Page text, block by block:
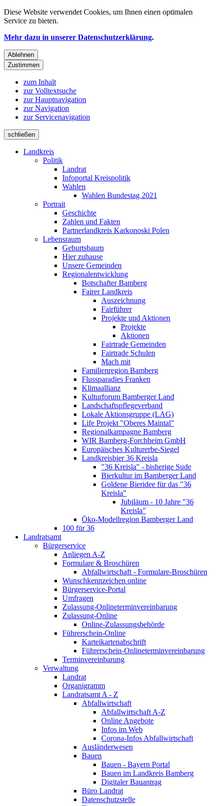
Diese Website verwendet Cookies, um Ihnen einen optimalen
Service zu bieten.
Mehr dazu in unserer Datenschutzerklärung.
Ablehnen
Zustimmen
zum Inhalt
zur Volltextsuche
zur Hauptnavigation
zur Navigation
zur Servicenavigation
schließen
Landkreis
Politik
Landrat
Infoportal Kreispolitik
Wahlen
Wahlen Bundestag 2021
Portrait
Geschichte
Zahlen und Fakten
Partnerlandkreis Karkonoski Polen
Lebensraum
Geburtsbaum
Hier zuhause
Unsere Gemeinden
Regionalentwicklung
Botschafter Bamberg
Fairer Landkreis
Auszeichnung
Fairführer
Projekte und Aktionen
Projekte
Aktionen
Fairtrade Gemeinden
Fairtrade Schulen
Mach mit
Familienregion Bamberg
Flussparadies Franken
Klimaallianz
Kulturforum Bamberger Land
Landschaftspflegeverband
Lokale Aktionsgruppe (LAG)
Life Projekt "Oberes Maintal"
Regionalkampagne Bamberg
WIR Bamberg-Forchheim GmbH
Europäisches Kulturerbe-Siegel
Landkreisbier 36 Kreisla
"36 Kreisla" - bisherige Sude
Bierkultur im Bamberger Land
Goldene Bieridee für das "36
Kreisla"
Jubiläum - 10 Jahre "36
Kreisla"
Öko-Modellregion Bamberger Land
100 für 36
Landratsamt
Bürgerservice
Anliegen A-Z
Formulare & Broschüren
Abfallwirtschaft - Formulare-Broschüren
Wunschkennzeichen online
Bürgerservice-Portal
Umfragen
Zulassung-Onlineterminvereinbarung
Zulassung-Online
Online-Zulassungsbehörde
Führerschein-Online
Karteikartenabschrift
Führerschein-Onlineterminvereinbarung
Terminvereinbarung
Verwaltung
Landrat
Organigramm
Landratsamt A - Z
Abfallwirtschaft
Abfallwirtschaft A-Z
Online Angebote
Infos im Web
Corona-Infos Abfallwirtschaft
Ausländerwesen
Bauen
Bauen - Bayern Portal
Bauen im Landkreis Bamberg
Digitaler Bauantrag
Büro Landrat
Datenschutzstelle